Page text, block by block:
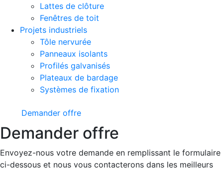
Lattes de clôture
Fenêtres de toit
Projets industriels
Tôle nervurée
Panneaux isolants
Profilés galvanisés
Plateaux de bardage
Systèmes de fixation
Demander offre
Demander offre
Envoyez-nous votre demande en remplissant le formulaire
ci-dessous et nous vous contacterons dans les meilleurs